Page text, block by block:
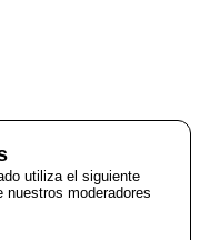
utiliza el siguiente
nuestros moderadores